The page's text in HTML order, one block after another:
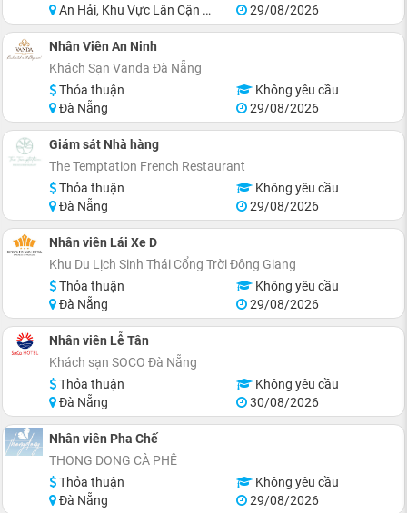
An Hải, Khu Vực Lân Cận Đà Nẵng
29/08/2026
Nhân Viên An Ninh
Khách Sạn Vanda Đà Nẵng
Thỏa thuận
Không yêu cầu
Đà Nẵng
29/08/2026
Giám sát Nhà hàng
The Temptation French Restaurant
Thỏa thuận
Không yêu cầu
Đà Nẵng
29/08/2026
Nhân viên Lái Xe D
Khu Du Lịch Sinh Thái Cổng Trời Đông Giang
Thỏa thuận
Không yêu cầu
Đà Nẵng
29/08/2026
Nhân viên Lễ Tân
Khách sạn SOCO Đà Nẵng
Thỏa thuận
Không yêu cầu
Đà Nẵng
30/08/2026
Nhân viên Pha Chế
THONG DONG CÀ PHÊ
Thỏa thuận
Không yêu cầu
Đà Nẵng
29/08/2026